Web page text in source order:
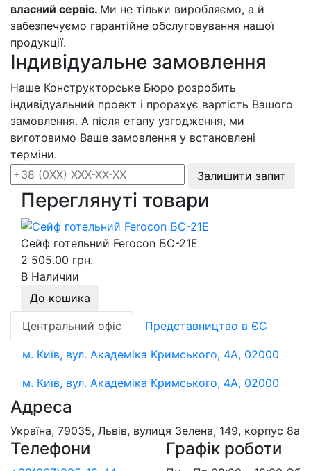
власний сервіс. Ми не тільки виробляємо, а й
забезпечуємо гарантійне обслуговування нашої
продукції.
Індивідуальне замовлення
Наше Конструкторське Бюро розробить
індивідуальний проект і прорахує вартість Вашого
замовлення. А після етапу узгодження, ми
виготовимо Ваше замовлення у встановлені
терміни.
Залишити запит
Переглянуті товари
Сейф готельний Ferocon БС-21Е
2 505.00 грн.
В Наличии
До кошика
Центральний офіс
Представництво в ЄС
м. Київ, вул. Академіка Кримського, 4А, 02000
м. Київ, вул. Академіка Кримського, 4А, 02000
Адреса
Україна, 79035, Львів, вулиця Зелена, 149, корпус 8а
Телефони Графік роботи